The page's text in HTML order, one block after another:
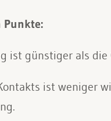
Punkte:
ist günstiger als
ist weniger